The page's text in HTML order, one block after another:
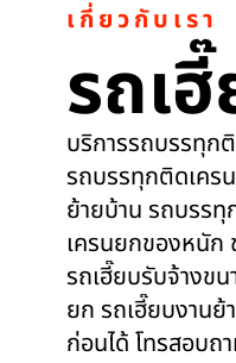
เกี่ยวกับเรา
รถเ
บริการรถบรรทุกติ
รถบรรทุกติดเคร
ย้ายบ้าน รถบรร
เครนยกของหนัก
รถเฮี๊ยบรับจ้างข
ยก รถเฮี๊ยบงานย้
ก่อนได้ โทรสอบถ